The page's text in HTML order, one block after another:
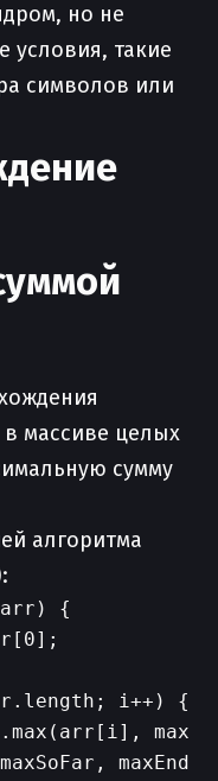
но не
условия, такие
символов или
массиве целых
сумму
алгоритма
{
i++) {